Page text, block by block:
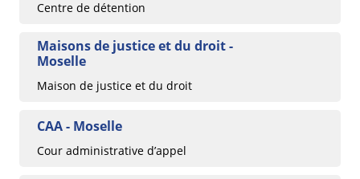
Centre de détention
Maisons de justice et du droit -
Moselle
Maison de justice et du droit
CAA - Moselle
Cour administrative d’appel